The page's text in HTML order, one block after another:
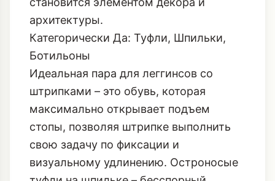
стилизации. Однако, когда мы
говорим о высоких каблуках, штрипка
становится элементом декора и
архитектуры.
Категорически Да: Туфли, Шпильки,
Ботильоны
Идеальная пара для леггинсов со
штрипками – это обувь, которая
максимально открывает подъем
стопы, позволяя штрипке выполнить